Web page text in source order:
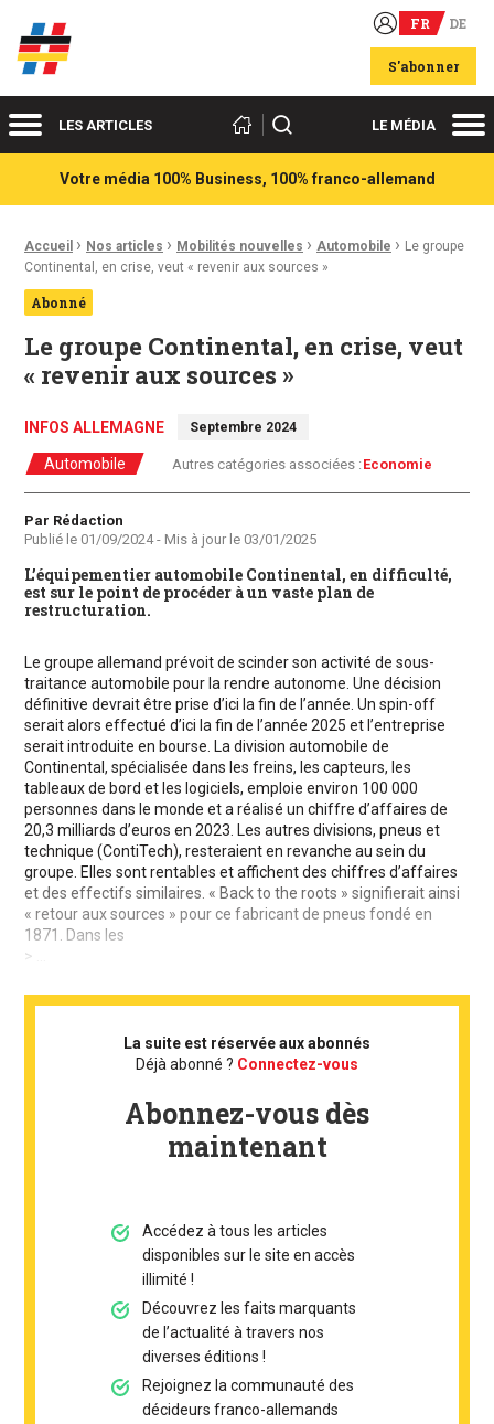
Acteurs du franco-allemand FR DE
S'abonner
MenuLES ARTICLES Rechercher LE MÉDIA
Votre média 100% Business, 100% franco-allemand
Fil d'Ariane :
Accueil › Nos articles › Mobilités nouvelles › Automobile › Le groupe
Continental, en crise, veut « revenir aux sources »
Abonné
Le groupe Continental, en crise, veut
« revenir aux sources »
INFOS ALLEMAGNE Septembre 2024
Automobile Autres catégories associées : Economie
Auteur
Par Rédaction
Publié le 01/09/2024- Mis à jour le 03/01/2025
L’équipementier automobile Continental, en difficulté,
est sur le point de procéder à un vaste plan de
restructuration.
Le groupe allemand prévoit de scinder son activité de sous-
traitance automobile pour la rendre autonome. Une décision
définitive devrait être prise d’ici la fin de l’année. Un spin-off
serait alors effectué d’ici la fin de l’année 2025 et l’entreprise
serait introduite en bourse. La division automobile de
Continental, spécialisée dans les freins, les capteurs, les
tableaux de bord et les logiciels, emploie environ 100 000
personnes dans le monde et a réalisé un chiffre d’affaires de
20,3 milliards d’euros en 2023. Les autres divisions, pneus et
technique (ContiTech), resteraient en revanche au sein du
groupe. Elles sont rentables et affichent des chiffres d’affaires
et des effectifs similaires. « Back to the roots » signifierait ainsi
« retour aux sources » pour ce fabricant de pneus fondé en
1871. Dans les
> ...
La suite est réservée aux abonnés
Déjà abonné ? Connectez-vous
Abonnez-vous dès
maintenant
Accédez à tous les articles
disponibles sur le site en accès
illimité !
Découvrez les faits marquants
de l’actualité à travers nos
diverses éditions !
Rejoignez la communauté des
décideurs franco-allemands